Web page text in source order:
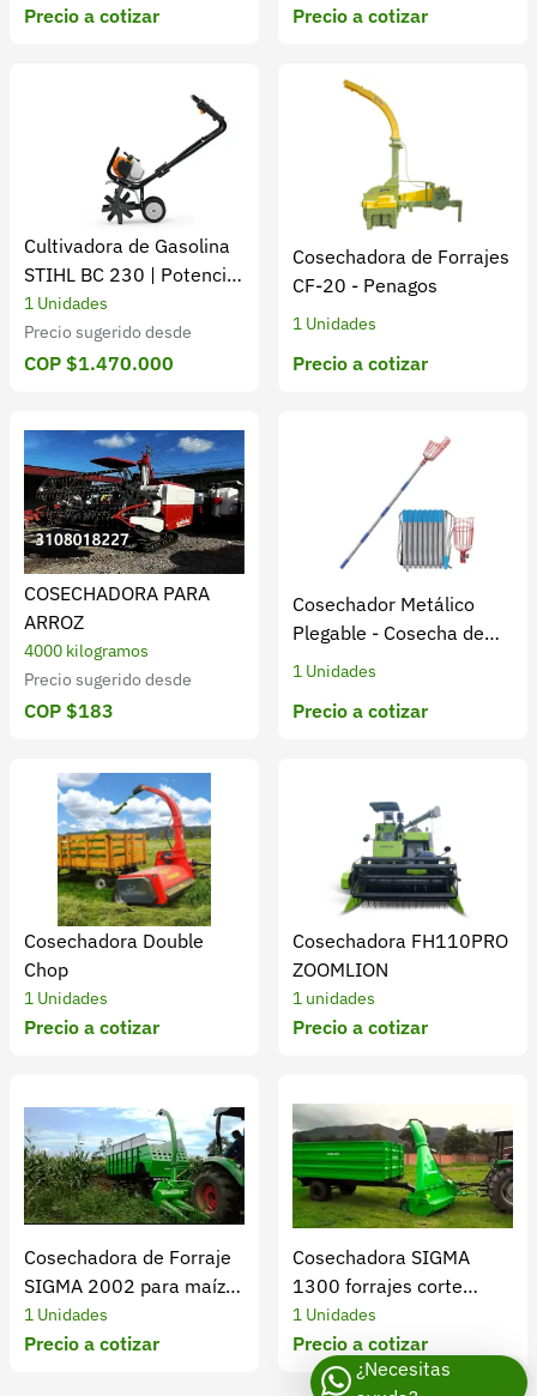
Precio a cotizar Precio a cotizar
Cultivadora de Gasolina
STIHL BC 230 | Potencia
y rendimiento
1 Unidades
Precio sugerido desde
COP $1.470.000
Cosechadora de Forrajes
CF-20 - Penagos
1 Unidades
Precio a cotizar
COSECHADORA PARA
ARROZ
4000 kilogramos
Precio sugerido desde
COP $183
Cosechador Metálico
Plegable - Cosecha de
Frutas y Verduras
1 Unidades
Precio a cotizar
Cosechadora Double
Chop
1 Unidades
Precio a cotizar
Cosechadora FH110PRO
ZOOMLION
1 unidades
Precio a cotizar
Cosechadora de Forraje
SIGMA 2002 para maíz y
cultivos en hilera
1 Unidades
Precio a cotizar
Cosechadora SIGMA
1300 forrajes corte
diario eficiente
1 Unidades
Precio a cotizar
¿Necesitas